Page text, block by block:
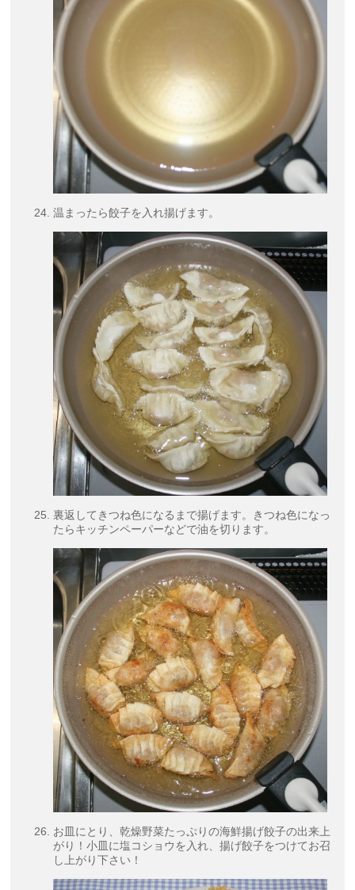
温まったら餃子を入れ揚げます。
裏返してきつね色になるまで揚げます。きつね色になっ
たらキッチンペーパーなどで油を切ります。
お皿にとり、乾燥野菜たっぷりの海鮮揚げ餃子の出来上
がり！小皿に塩コショウを入れ、揚げ餃子をつけてお召
し上がり下さい！